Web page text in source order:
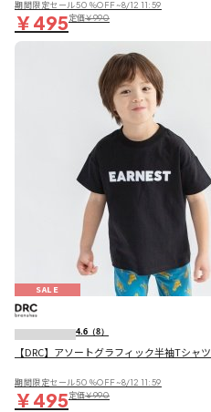
期間限定セール50％OFF~8/12 11:59
￥495定価￥990
SALE
4.6 （8）
【DRC】アソートグラフィック半袖Tシャツ
期間限定セール50％OFF~8/12 11:59
￥495定価￥990